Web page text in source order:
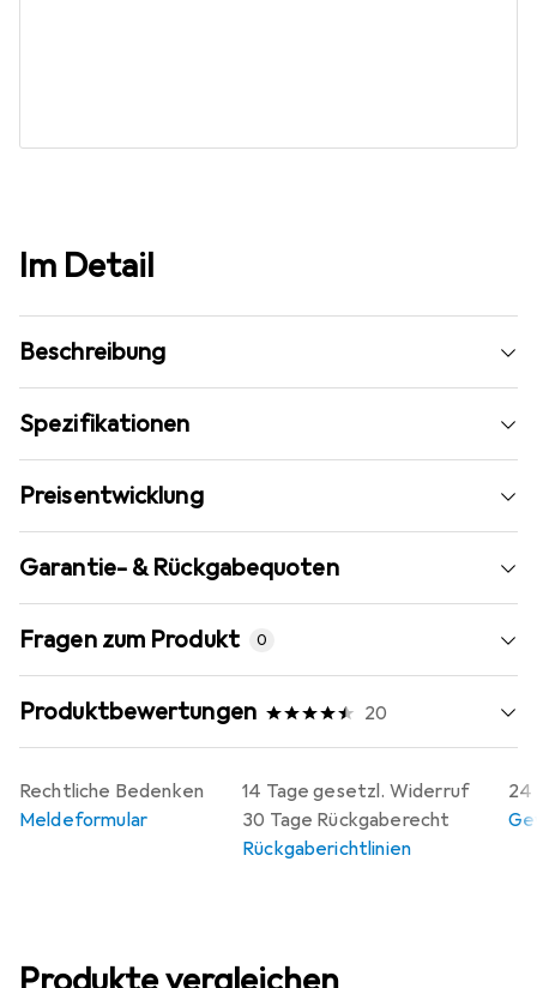
Im Detail
Beschreibung
Spezifikationen
Preisentwicklung
Garantie- & Rückgabequoten
Fragen zum Produkt 0
Produktbewertungen 20
14 Tage gesetzl. Widerruf
30 Tage Rückgaberecht
Rückgaberichtlinien
24
Rechtliche Bedenken
Meldeformular